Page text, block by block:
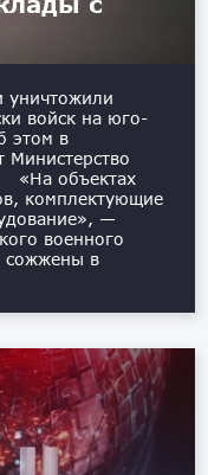
уничтожили
войск на юго-
этом в
Министерство
«На объектах
комплектующие
—
военного
сожжены в